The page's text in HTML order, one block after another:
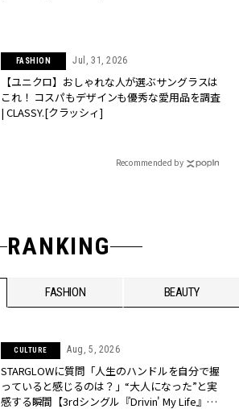
FASHION Jul, 31, 2026
【ユニクロ】おしゃれな人が選ぶサングラスは
これ！ コスパもデザインも優秀な愛用品を調査
| CLASSY.[クラッシィ]
Recommended by
RANKING
FASHION BEAUTY
CULTURE Aug, 5, 2026
STARGLOWに質問「人生のハンドルを自分で握
っていると感じるのは？」“大️人になった”と実
感する瞬間【3rdシングル『Drivin' My Life』発